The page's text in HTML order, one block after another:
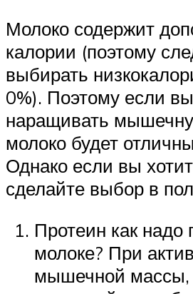
Молоко содержит
калории (поэтому
выбирать
0%). Поэтому если
наращивать
молоко будет
Однако если вы
сделайте выбор в
Протеин как надо
молоке? При
мышечной массы,